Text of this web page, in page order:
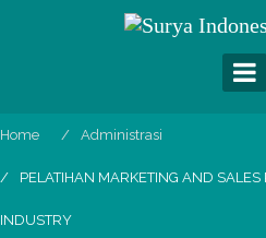
Home Administrasi
PELATIHAN MARKETING AND
INDUSTRY